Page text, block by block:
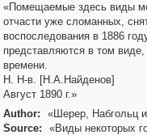
«Помещаемые здесь виды
отчасти уже сломанных,
воспоследования в 1886
представляются в том
времени.
Н. Н-в. [Н.А.Найденов]
Август 1890 г.»
Author:
«Шерер, Набгольц
Source:
«Виды некоторых